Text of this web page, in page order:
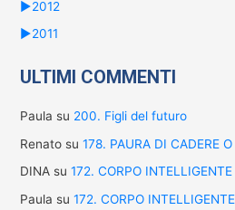
►2012
►2011
ULTIMI COMMENTI
Paula su 200. Figli del futuro
Renatosu 178. PAURA DI CADERE
DINAsu 172. CORPO INTELLIGENTE
Paula su 172. CORPO